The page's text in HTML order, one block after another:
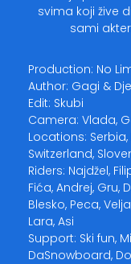
svima koji žive
sami
Production: No
Author: Gagi &
Edit: Skubi
Camera: Vlada,
Locations:
Switzerland,
Riders: Najdžel,
Fića, Andrej, Gru,
Blesko, Peca,
Lara, Asi
Support: Ski fun,
DaSnowboard,